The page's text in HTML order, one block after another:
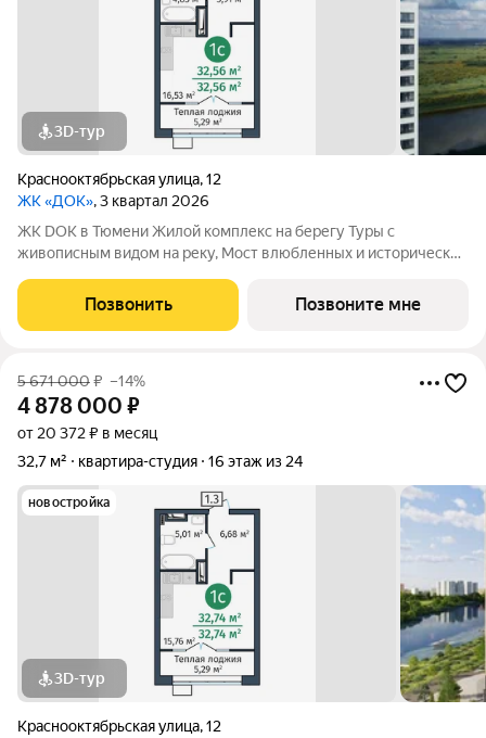
3D-тур
Краснооктябрьская улица,12
ЖК «ДОК», 3 квартал 2026
ЖК DOK в Тюмени Жилой комплекс на берегу Туры с
живописным видом на реку, Мост влюбленных и исторический
принципиально новой организацией общественных зон. Три
лепестка здания сходятся в большое
Позвонить Позвоните мне
5 671 000₽ –14%
4 878 000 ₽
от 20 372 ₽ в месяц
32,7 м²
квартира-студия 16 этаж из 24
новостройка
3D-тур
Краснооктябрьская улица,12